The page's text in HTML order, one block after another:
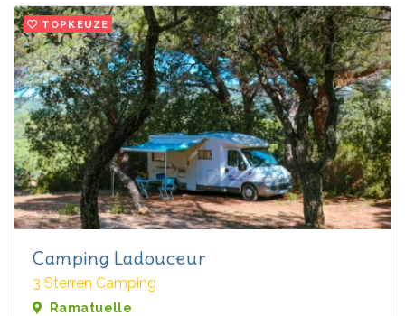
TOPKEUZE
Camping Ladouceur
3 Sterren Camping
Ramatuelle